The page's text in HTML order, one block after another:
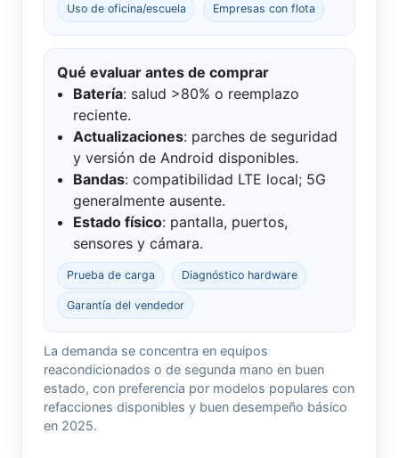
Uso de oficina/escuela Empresas con flota
Qué evaluar antes de comprar
Batería: salud >80% o reemplazo
reciente.
Actualizaciones: parches de seguridad
y versión de Android disponibles.
Bandas: compatibilidad LTE local; 5G
generalmente ausente.
Estado físico: pantalla, puertos,
sensores y cámara.
Prueba de carga Diagnóstico hardware
Garantía del vendedor
La demanda se concentra en equipos
reacondicionados o de segunda mano en buen
estado, con preferencia por modelos populares con
refacciones disponibles y buen desempeño básico
en 2025.